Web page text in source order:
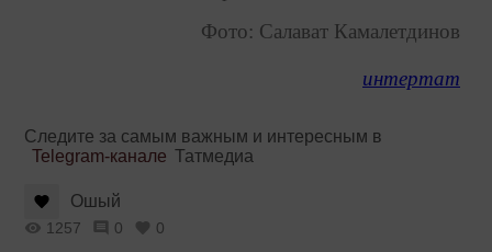
Фото: Салават Камалетдинов
интертат
Следите за самым важным и интересным в
Telegram-канале Татмедиа
Ошый
1257 0 0